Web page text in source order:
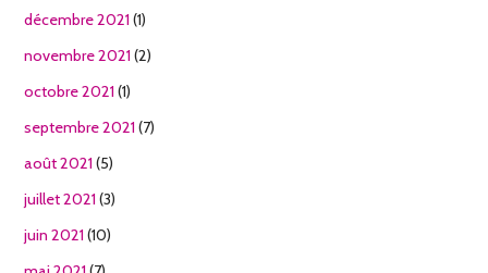
décembre 2021 (1)
novembre 2021 (2)
octobre 2021 (1)
septembre 2021 (7)
août 2021 (5)
juillet 2021 (3)
juin 2021 (10)